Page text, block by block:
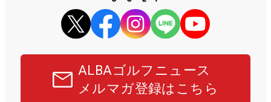
ALBAゴルフニュース
メルマガ登録はこちら